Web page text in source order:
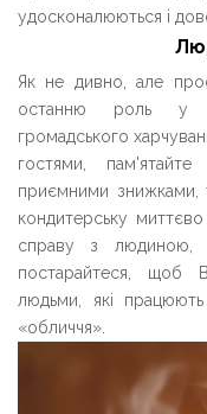
удосконалюються і
Як не дивно, але
останню роль у
громадського
гостями,
приємними знижками,
кондитерську
справу з людиною,
постарайтеся, щоб
людьми, які
«обличчя».